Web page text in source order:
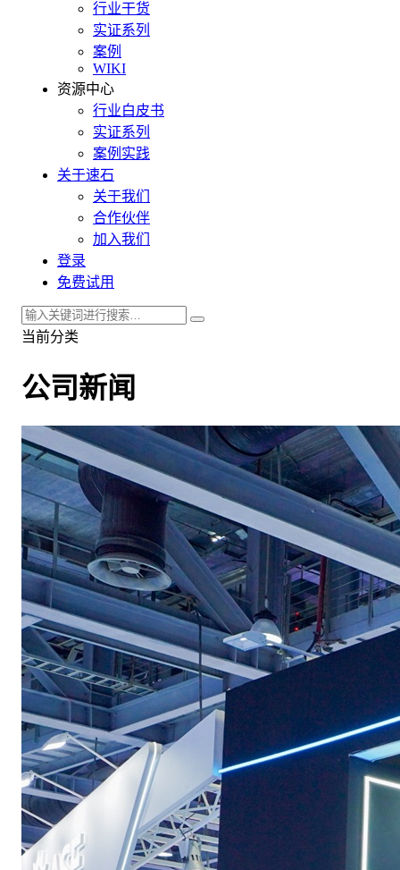
行业干货
实证系列
案例
WIKI
资源中心
行业白皮书
实证系列
案例实践
关于速石
关于我们
合作伙伴
加入我们
登录
免费试用
当前分类
公司新闻